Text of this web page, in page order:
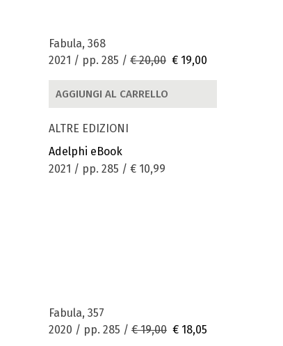
Fabula, 368
2021 / pp. 285 / € 20,00 € 19,00
AGGIUNGI AL CARRELLO
ALTRE EDIZIONI
Adelphi eBook
2021 / pp. 285 / € 10,99
Fabula, 357
2020 / pp. 285 / € 19,00 € 18,05